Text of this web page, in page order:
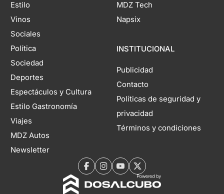
Estilo
Vinos
Sociales
Política
Sociedad
Deportes
Espectáculos y Cultura
Estilo Gastronomía
Viajes
MDZ Autos
Newsletter
MDZ Tech
Napsix
INSTITUCIONAL
Publicidad
Contacto
Políticas de seguridad y
privacidad
Términos y condiciones